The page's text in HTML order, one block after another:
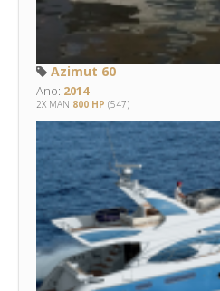
Azimut 60
Ano: 2014
2X MAN 800 HP (547)